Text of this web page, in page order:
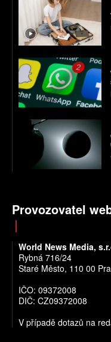
Provozovatel
World News Media,
Rybná 716/24
Staré Město, 110 00
IČO: 09372008
DIČ: CZ09372008
V případě dotazů na